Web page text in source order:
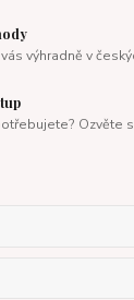
výhradně v
Ozvěte